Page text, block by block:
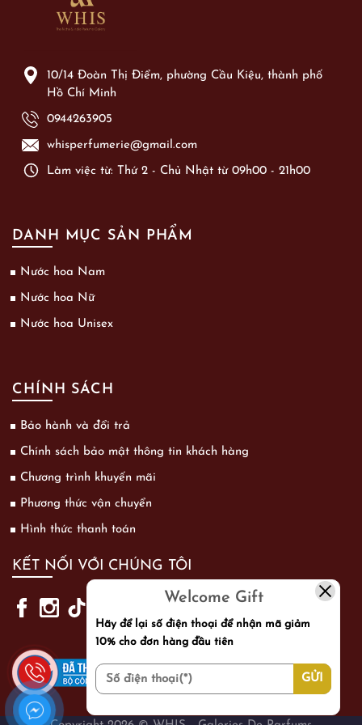
10/14 Đoàn Thị Điểm, phường Cầu Kiệu, thành phố
Hồ Chí Minh
0944263905
whisperfumerie@gmail.com
Làm việc từ: Thứ 2 - Chủ Nhật từ 09h00 - 21h00
DANH MỤC SẢN PHẨM
Nước hoa Nam
Nước hoa Nữ
Nước hoa Unisex
CHÍNH SÁCH
Bảo hành và đổi trả
Chính sách bảo mật thông tin khách hàng
Chương trình khuyến mãi
Phương thức vận chuyển
Hình thức thanh toán
KẾT NỐI VỚI CHÚNG TÔI
Welcome Gift
Hãy để lại số điện thoại để nhận mã giảm
10% cho đơn hàng đầu tiên